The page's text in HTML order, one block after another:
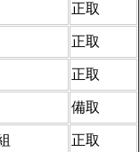
正取
正取
正取
備取
正取